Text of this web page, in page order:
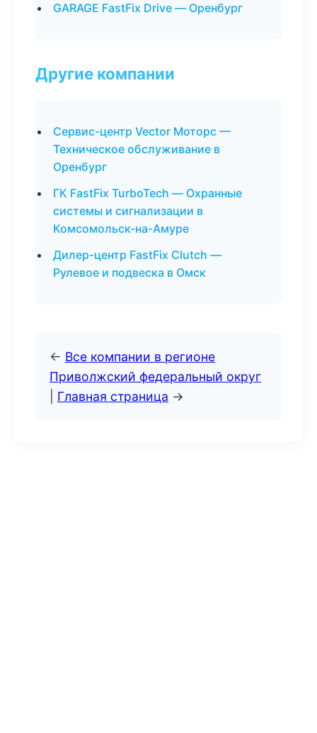
GARAGE FastFix Drive — Оренбург
Другие компании
Сервис-центр Vector Моторс —
Техническое обслуживание в
Оренбург
ГК FastFix TurboTech — Охранные
системы и сигнализации в
Комсомольск-на-Амуре
Дилер-центр FastFix Clutch —
Рулевое и подвеска в Омск
← Все компании в регионе
Приволжский федеральный округ
Главная страница →